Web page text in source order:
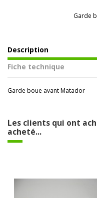
Garde
Description
Fiche technique
Garde boue avant Matador
Les clients qui ont
acheté...